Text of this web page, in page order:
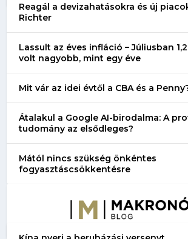
Reagál a devizahatásokra és új
Richter
Lassult az éves infláció – Júliusban
volt nagyobb, mint egy éve
Mit vár az idei évtől a CBA és a
Átalakul a Google AI-birodalma: A
tudomány az elsődleges?
Mától nincs szükség önkéntes
fogyasztáscsökkentésre